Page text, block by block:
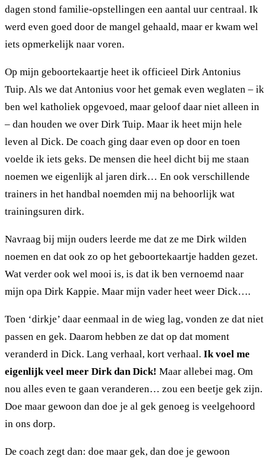
dagen stond familie-opstellingen een aantal uur centraal. Ik
werd even goed door de mangel gehaald, maar er kwam wel
iets opmerkelijk naar voren.
Op mijn geboortekaartje heet ik officieel Dirk Antonius
Tuip. Als we dat Antonius voor het gemak even weglaten – ik
ben wel katholiek opgevoed, maar geloof daar niet alleen in
– dan houden we over Dirk Tuip. Maar ik heet mijn hele
leven al Dick. De coach ging daar even op door en toen
voelde ik iets geks. De mensen die heel dicht bij me staan
noemen we eigenlijk al jaren dirk… En ook verschillende
trainers in het handbal noemden mij na behoorlijk wat
trainingsuren dirk.
Navraag bij mijn ouders leerde me dat ze me Dirk wilden
noemen en dat ook zo op het geboortekaartje hadden gezet.
Wat verder ook wel mooi is, is dat ik ben vernoemd naar
mijn opa Dirk Kappie. Maar mijn vader heet weer Dick….
Toen ‘dirkje’ daar eenmaal in de wieg lag, vonden ze dat niet
passen en gek. Daarom hebben ze dat op dat moment
veranderd in Dick. Lang verhaal, kort verhaal. Ik voel me
eigenlijk veel meer Dirk dan Dick! Maar allebei mag. Om
nou alles even te gaan veranderen… zou een beetje gek zijn.
Doe maar gewoon dan doe je al gek genoeg is veelgehoord
in ons dorp.
De coach zegt dan: doe maar gek, dan doe je gewoon